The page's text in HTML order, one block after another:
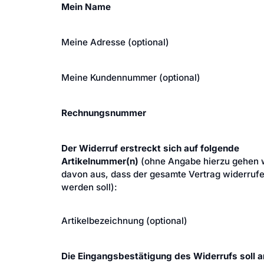
Mein Name
Meine Adresse (optional)
Meine Kundennummer (optional)
Rechnungsnummer
Der Widerruf erstreckt sich auf folgende
Artikelnummer(n) (ohne Angabe hierzu gehen
davon aus, dass der gesamte Vertrag
werden soll):
Artikelbezeichnung (optional)
Die Eingangsbestätigung des Widerrufs soll